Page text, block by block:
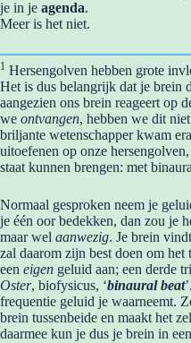
je in je agenda.
Meer is het niet.
1 Hersengolven hebben grote
Het is dus belangrijk dat je brein
aangezien ons brein reageert op
we ontvangen, hebben we dit
briljante wetenschapper kwam
uitoefenen op onze
staat kunnen brengen: met
Normaal gesproken neem je
je één oor bedekken, dan zou je
maar wel aanwezig. Je brein
zal daarom zijn best doen om het
een eigen geluid aan; een derde
Oster, biofysicus, ‘binaural beat
frequentie geluid je waarneemt.
brein tussenbeide en maakt het
daarmee kun je dus je brein in